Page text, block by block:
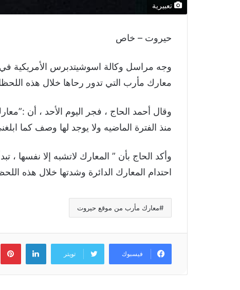
تعبيرية
حيروت – خاص
وجه مراسل وكالة اسوشيتدبرس الأمريكية
معارك مأرب التي تدور رحاها خلال هذه
وقال أحمد الحاج ، فجر اليوم الأحد ، أن
منذ الفترة الماضيه ولا يوجد لها وصف كما
وأكد الحاج بأن ” المعارك لاتشبه إلا نفسها ،
احتدام المعارك الدائرة وشدتها خلال هذه
معارك مأرب من موقع حيروت
فيسبوك تويتر
لينكدإن